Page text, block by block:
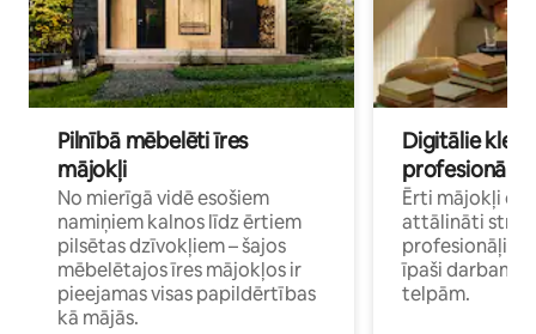
Pilnībā mēbelēti īres
mājokļi
No mierīgā vidē esošiem
namiņiem kalnos līdz ērtiem
pilsētas dzīvokļiem – šajos
mēbelētajos īres mājokļos ir
pieejamas visas papildērtības
kā mājās.
Digitālie
profesionāļi
Ērti mājokļi
attālināti
īpaši darbam
telpām.